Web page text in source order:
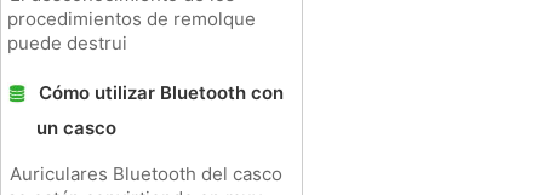
procedimientos de remolque
puede destrui
Cómo utilizar Bluetooth con
un casco
Auriculares Bluetooth del casco